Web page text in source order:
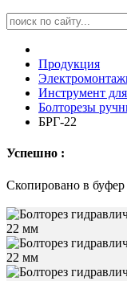
Продукция
Инструмент
Болторезы
БРГ-22
Успешно :
Скопировано в буфер